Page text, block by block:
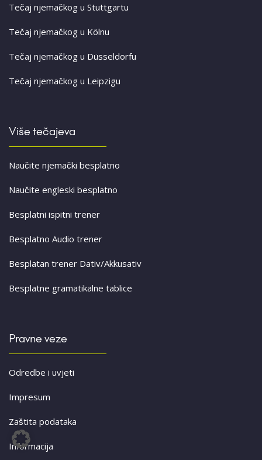
Tečaj njemačkog u Stuttgartu
Tečaj njemačkog u Kölnu
Tečaj njemačkog u Düsseldorfu
Tečaj njemačkog u Leipzigu
Više tečajeva
Naučite njemački besplatno
Naučite engleski besplatno
Besplatni ispitni trener
Besplatno Audio trener
Besplatan trener Dativ/Akkusativ
Besplatne gramatikalne tablice
Pravne veze
Odredbe i uvjeti
Impresum
Zaštita podataka
Informacija